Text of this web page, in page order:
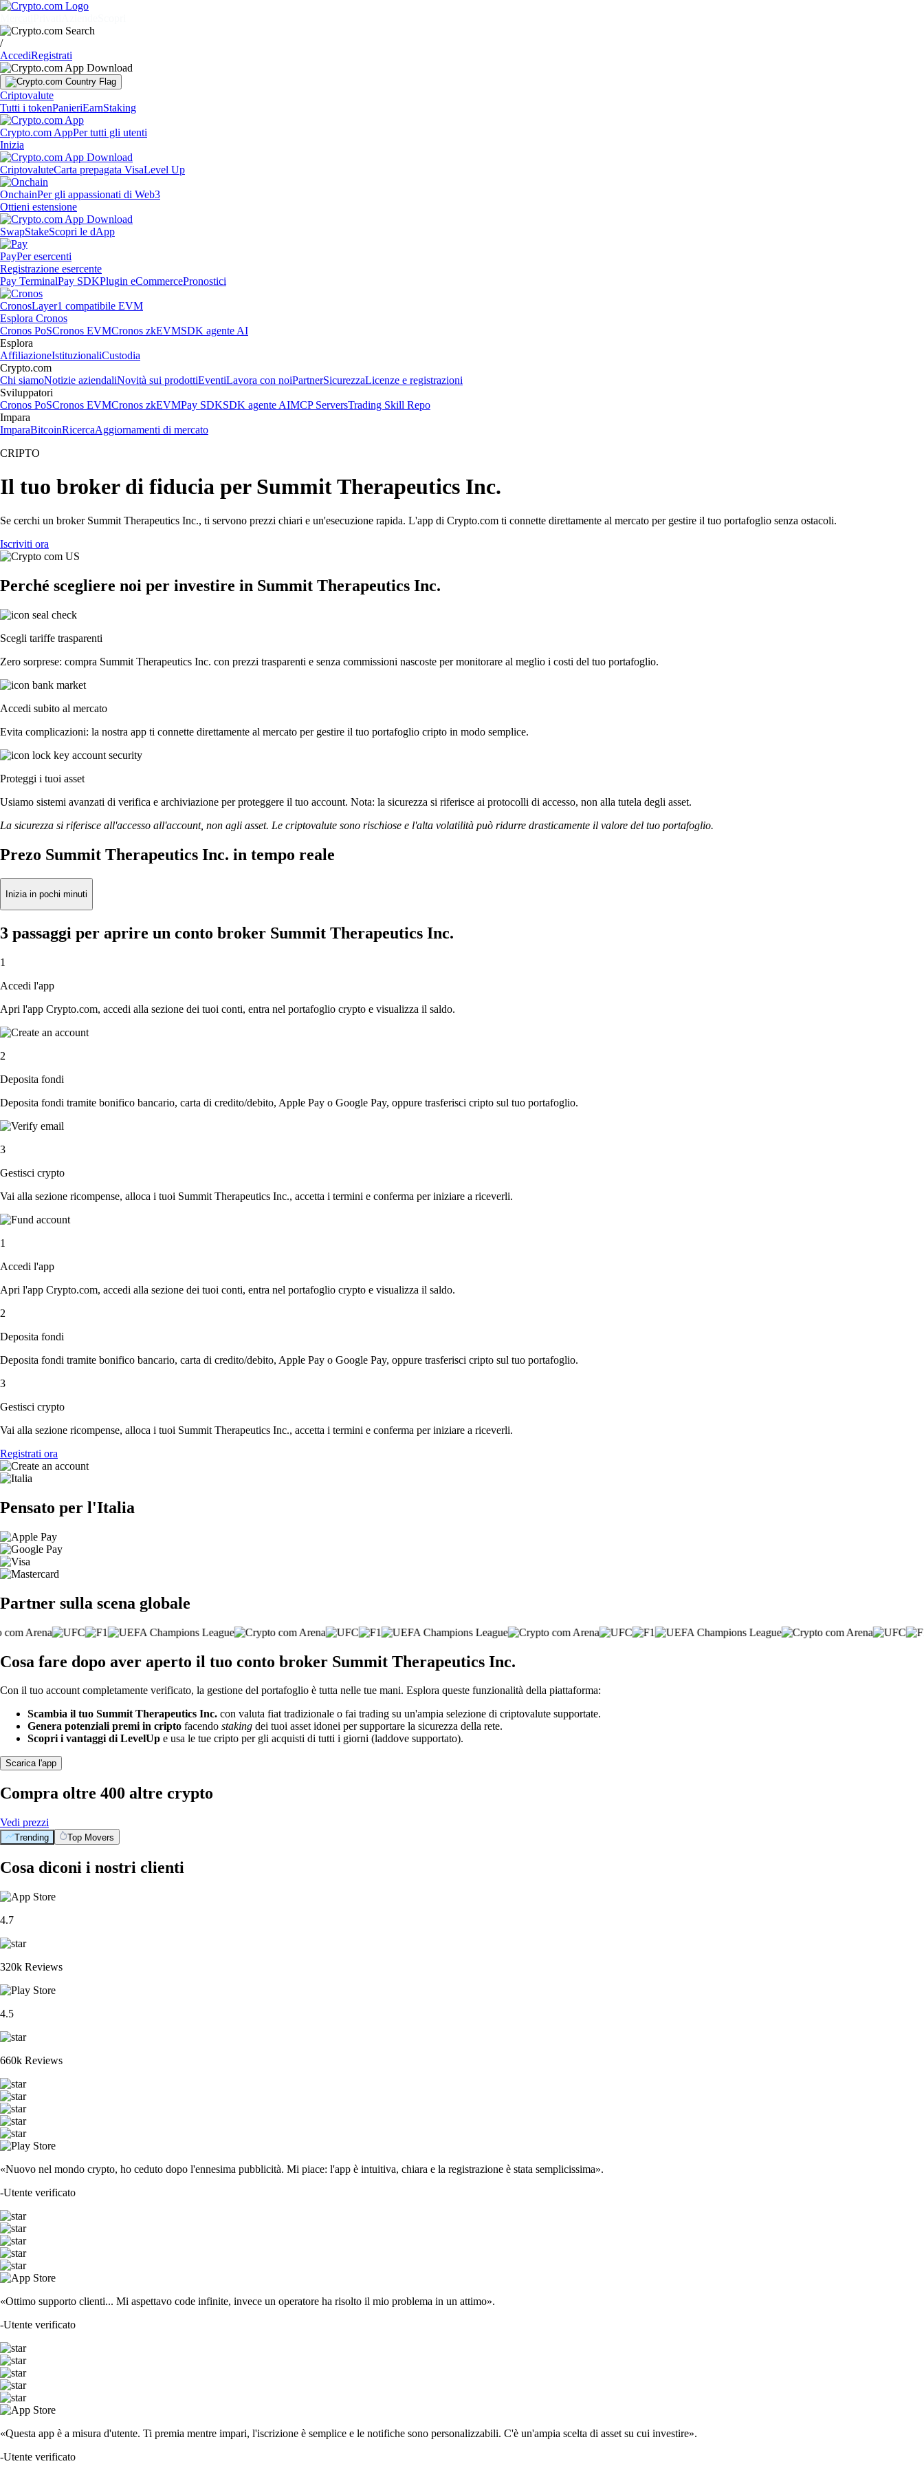
/
AccediRegistrati
Criptovalute
Tutti i tokenPanieriEarnStaking
Crypto.com AppPer tutti gli utenti
Inizia
CriptovaluteCarta prepagata VisaLevel Up
OnchainPer gli appassionati di Web3
Ottieni estensione
SwapStakeScopri le dApp
PayPer esercenti
Registrazione esercente
Pay TerminalPay SDKPlugin eCommercePronostici
CronosLayer1 compatibile EVM
Esplora Cronos
Cronos PoSCronos EVMCronos zkEVMSDK agente AI
Esplora
AffiliazioneIstituzionaliCustodia
Crypto.com
Chi siamoNotizie aziendaliNovità sui prodottiEventiLavora con noiPartnerSicurezzaLicenze e registrazioni
Sviluppatori
Cronos PoSCronos EVMCronos zkEVMPay SDKSDK agente AIMCP ServersTrading Skill Repo
Impara
ImparaBitcoinRicercaAggiornamenti di mercato
CRIPTO
Il tuo broker di fiducia per Summit Therapeutics Inc.
Se cerchi un broker Summit Therapeutics Inc., ti servono prezzi chiari e un'esecuzione rapida. L'app di Crypto.com ti connette direttamente al mercato per gestire il tuo portafoglio senza ostacoli.
Iscriviti ora
Perché scegliere noi per investire in Summit Therapeutics Inc.
Scegli tariffe trasparenti
Zero sorprese: compra Summit Therapeutics Inc. con prezzi trasparenti e senza commissioni nascoste per monitorare al meglio i costi del tuo portafoglio.
Accedi subito al mercato
Evita complicazioni: la nostra app ti connette direttamente al mercato per gestire il tuo portafoglio cripto in modo semplice.
Proteggi i tuoi asset
Usiamo sistemi avanzati di verifica e archiviazione per proteggere il tuo account. Nota: la sicurezza si riferisce ai protocolli di accesso, non alla tutela degli asset.
La sicurezza si riferisce all'accesso all'account, non agli asset. Le criptovalute sono rischiose e l'alta volatilità può ridurre drasticamente il valore del tuo portafoglio.
Prezo Summit Therapeutics Inc. in tempo reale
Inizia in pochi minuti
3 passaggi per aprire un conto broker Summit Therapeutics Inc.
1
Accedi l'app
Apri l'app Crypto.com, accedi alla sezione dei tuoi conti, entra nel portafoglio crypto e visualizza il saldo.
2
Deposita fondi
Deposita fondi tramite bonifico bancario, carta di credito/debito, Apple Pay o Google Pay, oppure trasferisci cripto sul tuo portafoglio.
3
Gestisci crypto
Vai alla sezione ricompense, alloca i tuoi Summit Therapeutics Inc., accetta i termini e conferma per iniziare a riceverli.
1
Accedi l'app
Apri l'app Crypto.com, accedi alla sezione dei tuoi conti, entra nel portafoglio crypto e visualizza il saldo.
2
Deposita fondi
Deposita fondi tramite bonifico bancario, carta di credito/debito, Apple Pay o Google Pay, oppure trasferisci cripto sul tuo portafoglio.
3
Gestisci crypto
Vai alla sezione ricompense, alloca i tuoi Summit Therapeutics Inc., accetta i termini e conferma per iniziare a riceverli.
Registrati ora
Pensato per l'Italia
Partner sulla scena globale
Cosa fare dopo aver aperto il tuo conto broker Summit Therapeutics Inc.
Con il tuo account completamente verificato, la gestione del portafoglio è tutta nelle tue mani. Esplora queste funzionalità della piattaforma:
Scambia il tuo Summit Therapeutics Inc. con valuta fiat tradizionale o fai trading su un'ampia selezione di criptovalute supportate.
Genera potenziali premi in cripto facendo staking dei tuoi asset idonei per supportare la sicurezza della rete.
Scopri i vantaggi di LevelUp e usa le tue cripto per gli acquisti di tutti i giorni (laddove supportato).
Scarica l'app
Compra oltre 400 altre crypto
Vedi prezzi
Trending Top Movers
Cosa diconi i nostri clienti
4.7
320k Reviews
4.5
660k Reviews
«Nuovo nel mondo crypto, ho ceduto dopo l'ennesima pubblicità. Mi piace: l'app è intuitiva, chiara e la registrazione è stata semplicissima».
-Utente verificato
«Ottimo supporto clienti... Mi aspettavo code infinite, invece un operatore ha risolto il mio problema in un attimo».
-Utente verificato
«Questa app è a misura d'utente. Ti premia mentre impari, l'iscrizione è semplice e le notifiche sono personalizzabili. C'è un'ampia scelta di asset su cui investire».
-Utente verificato